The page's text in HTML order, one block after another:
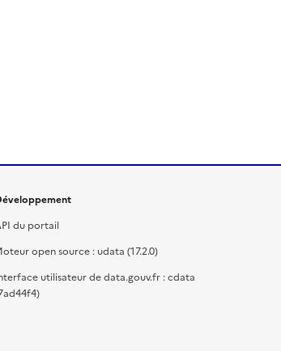
du portail
open source : udata (17.2.0)
utilisateur de data.gouv.fr : cdata